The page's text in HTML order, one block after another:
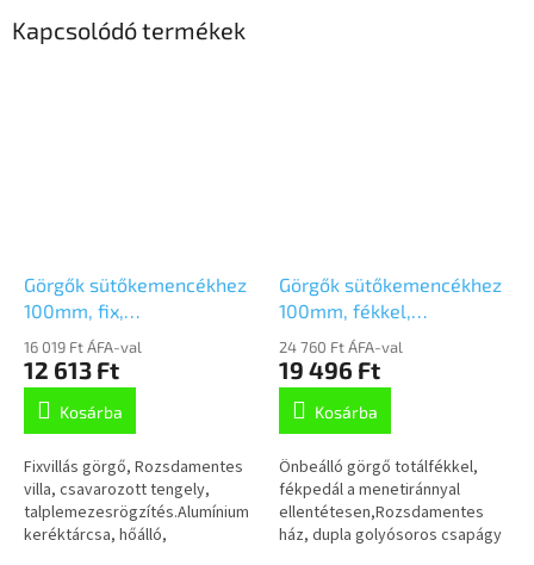
Kapcsolódó termékek
Görgők sütőkemencékhez
100mm, fix,
rozsdamentes,Talplemezzel,
8478IDG100P62
16 019 Ft ÁFA-val
12 613 Ft
Kosárba
Fixvillás görgő, Rozsdamentes
villa, csavarozott tengely,
talplemezesrögzítés.Alumínium
keréktárcsa, hőálló,
Görgők sütőkemencékhez
100mm, fékkel,
rozsdamentes,Talplemezzel,
8477IDG100P62
24 760 Ft ÁFA-val
19 496 Ft
Kosárba
Önbeálló görgő totálfékkel,
fékpedál a menetiránnyal
ellentétesen,Rozsdamentes
ház, dupla golyósoros csapágy